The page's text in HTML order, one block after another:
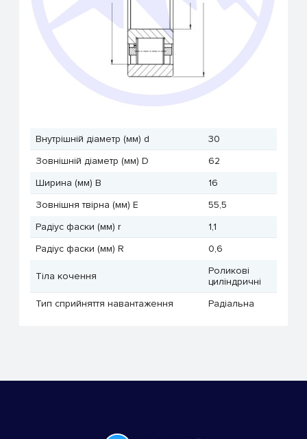
Внутрішній діаметр (мм) d
30
Зовнішній діаметр (мм) D
62
Ширина (мм) B
16
Зовнішня твірна (мм) E
55,5
Радіус фаски (мм) r
1,1
Радіус фаски (мм) R
0,6
Тіла кочення
Роликові
циліндричні
Тип сприйняття навантаження
Радіальна